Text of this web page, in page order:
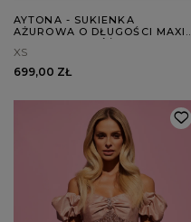
AYTONA - SUKIENKA
AŻUROWA O DŁUGOŚCI MAXI
XS
699,00 ZŁ